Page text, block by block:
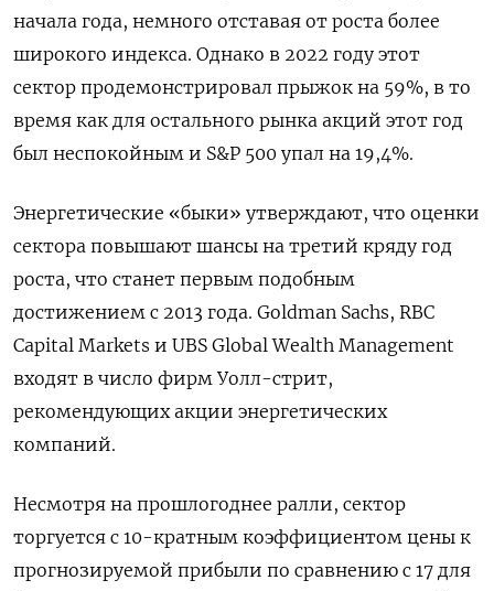
начала года, немного отставая от роста более
широкого индекса. Однако в 2022 году этот
сектор продемонстрировал прыжок на 59%, в то
время как для остального рынка акций этот год
был неспокойным и S&P 500 упал на 19,4%.
Энергетические «быки» утверждают, что оценки
сектора повышают шансы на третий кряду год
роста, что станет первым подобным
достижением с 2013 года. Goldman Sachs, RBC
Capital Markets и UBS Global Wealth Management
входят в число фирм Уолл-стрит,
рекомендующих акции энергетических
компаний.
Несмотря на прошлогоднее ралли, сектор
торгуется с 10-кратным коэффициентом цены к
прогнозируемой прибыли по сравнению с 17 для